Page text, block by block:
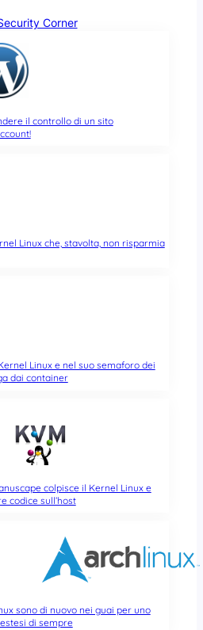
Corner
il controllo di un sito
Linux che, stavolta, non risparmia
Linux e nel suo semaforo dei
dai container
colpisce il Kernel Linux e
codice sull’host
sono di nuovo nei guai per uno
di sempre